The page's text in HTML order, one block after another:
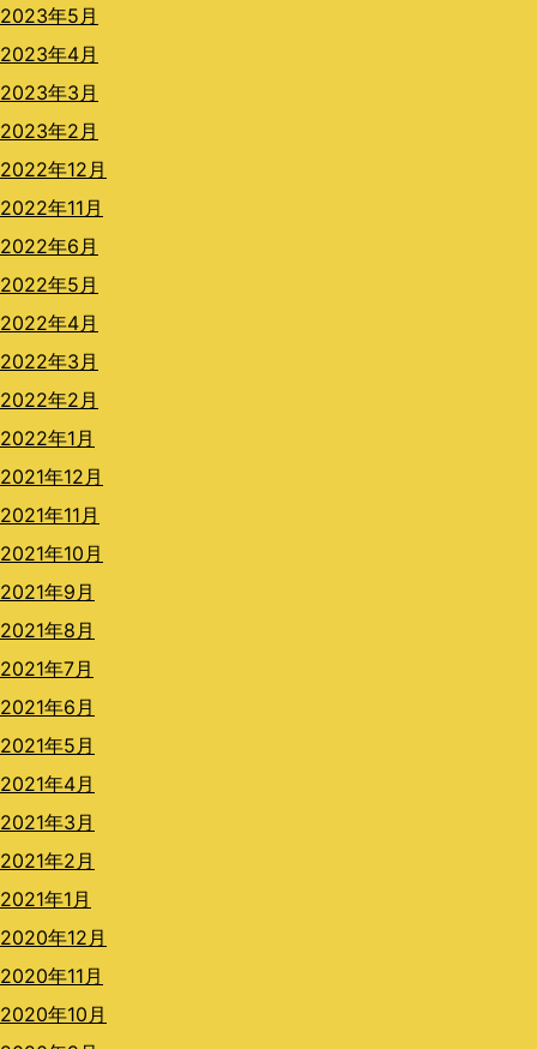
2023年5月
2023年4月
2023年3月
2023年2月
2022年12月
2022年11月
2022年6月
2022年5月
2022年4月
2022年3月
2022年2月
2022年1月
2021年12月
2021年11月
2021年10月
2021年9月
2021年8月
2021年7月
2021年6月
2021年5月
2021年4月
2021年3月
2021年2月
2021年1月
2020年12月
2020年11月
2020年10月